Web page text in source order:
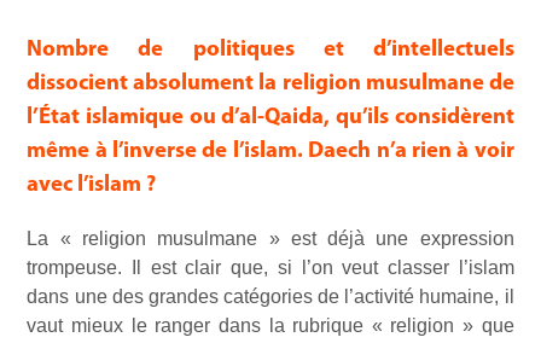
Nombre de politiques et d’intellectuels
dissocient absolument la religion musulmane de
l’État islamique ou d’al-Qaida, qu’ils considèrent
même à l’inverse de l’islam. Daech n’a rien à voir
avec l’islam ?
La « religion musulmane » est déjà une expression
trompeuse. Il est clair que, si l’on veut classer l’islam
dans une des grandes catégories de l’activité humaine, il
vaut mieux le ranger dans la rubrique « religion » que